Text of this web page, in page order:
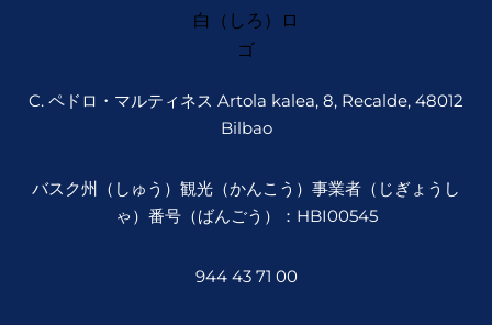
C. ペドロ・マルティネス Artola kalea, 8, Recalde, 48012
Bilbao
バスク州（しゅう）観光（かんこう）事業者（じぎょうし
ゃ）番号（ばんごう）：HBI00545
944 43 71 00